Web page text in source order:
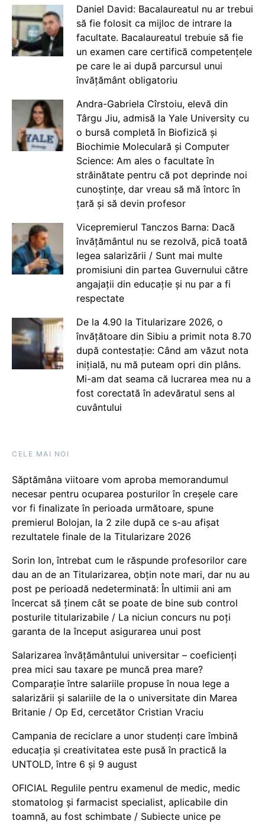
Daniel David: Bacalaureatul nu ar trebui
să fie folosit ca mijloc de intrare la
facultate. Bacalaureatul trebuie să fie
un examen care certifică competențele
pe care le ai după parcursul unui
învățământ obligatoriu
Andra-Gabriela Cîrstoiu, elevă din
Târgu Jiu, admisă la Yale University cu
o bursă completă în Biofizică și
Biochimie Moleculară și Computer
Science: Am ales o facultate în
străinătate pentru că pot deprinde noi
cunoștințe, dar vreau să mă întorc în
țară și să devin profesor
Vicepremierul Tanczos Barna: Dacă
învățământul nu se rezolvă, pică toată
legea salarizării / Sunt mai multe
promisiuni din partea Guvernului către
angajații din educație și nu par a fi
respectate
De la 4.90 la Titularizare 2026, o
învățătoare din Sibiu a primit nota 8.70
după contestație: Când am văzut nota
inițială, nu mă puteam opri din plâns.
Mi-am dat seama că lucrarea mea nu a
fost corectată în adevăratul sens al
cuvântului
CELE MAI NOI
Săptămâna viitoare vom aproba memorandumul
necesar pentru ocuparea posturilor în creșele care
vor fi finalizate în perioada următoare, spune
premierul Bolojan, la 2 zile după ce s-au afișat
rezultatele finale de la Titularizare 2026
Sorin Ion, întrebat cum le răspunde profesorilor care
dau an de an Titularizarea, obțin note mari, dar nu au
post pe perioadă nedeterminată: În ultimii ani am
încercat să ținem cât se poate de bine sub control
posturile titularizabile / La niciun concurs nu poți
garanta de la început asigurarea unui post
Salarizarea învățământului universitar – coeficienți
prea mici sau taxare pe muncă prea mare?
Comparație între salariile propuse în noua lege a
salarizării și salariile de la o universitate din Marea
Britanie / Op Ed, cercetător Cristian Vraciu
Campania de reciclare a unor studenți care îmbină
educația și creativitatea este pusă în practică la
UNTOLD, între 6 și 9 august
OFICIAL Regulile pentru examenul de medic, medic
stomatolog și farmacist specialist, aplicabile din
toamnă, au fost schimbate / Subiecte unice pe